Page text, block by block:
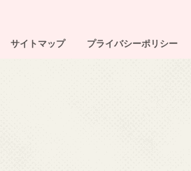
サイトマップ プライバシーポリシー